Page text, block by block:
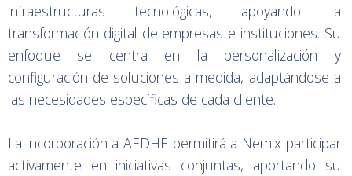
infraestructuras tecnológicas, apoyando la
transformación digital de empresas e instituciones. Su
enfoque se centra en la personalización y
configuración de soluciones a medida, adaptándose a
las necesidades específicas de cada cliente.
La incorporación a AEDHE permitirá a Nemix participar
activamente en iniciativas conjuntas, aportando su